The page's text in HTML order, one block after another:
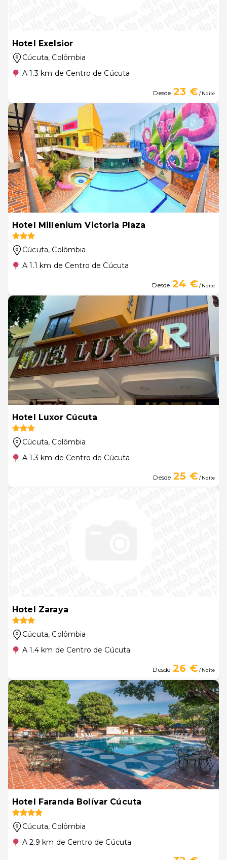
Hotel Exelsior
Cúcuta, Colômbia
A 1.3 km de Centro de Cúcuta
Desde 23 €/ Noite
Hotel Millenium Victoria Plaza
Cúcuta, Colômbia
A 1.1 km de Centro de Cúcuta
Desde 24 €/ Noite
Hotel Luxor Cúcuta
Cúcuta, Colômbia
A 1.3 km de Centro de Cúcuta
Desde 25 €/ Noite
Hotel Zaraya
Cúcuta, Colômbia
A 1.4 km de Centro de Cúcuta
Desde 26 €/ Noite
Hotel Faranda Bolívar Cúcuta
Cúcuta, Colômbia
A 2.9 km de Centro de Cúcuta